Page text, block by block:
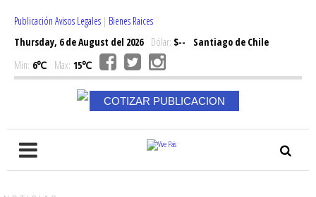
Publicación Avisos Legales | Bienes Raices
Thursday, 6 de August del 2026Dólar: $--
Santiago de Chile
Min: 6℃ Max: 15℃
COTIZAR PUBLICACION